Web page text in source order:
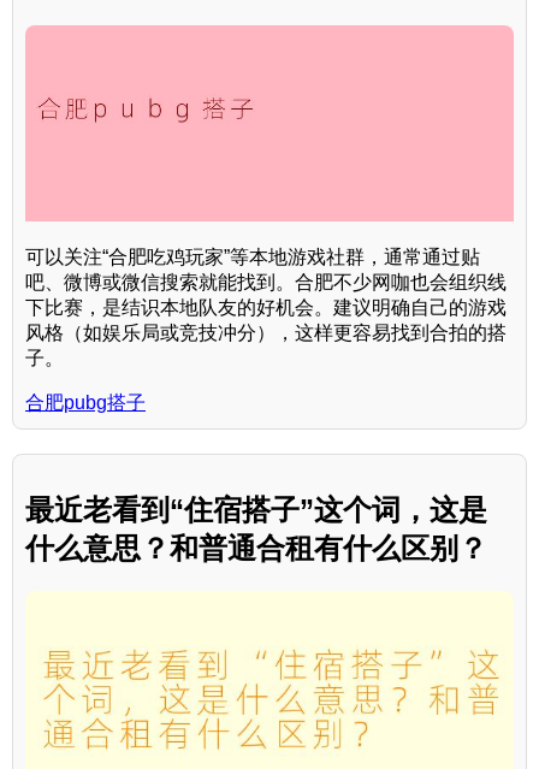
可以关注“合肥吃鸡玩家”等本地游戏社群，通常通过贴
吧、微博或微信搜索就能找到。合肥不少网咖也会组织线
下比赛，是结识本地队友的好机会。建议明确自己的游戏
风格（如娱乐局或竞技冲分），这样更容易找到合拍的搭
子。
合肥pubg搭子
最近老看到“住宿搭子”这个词，这是
什么意思？和普通合租有什么区别？